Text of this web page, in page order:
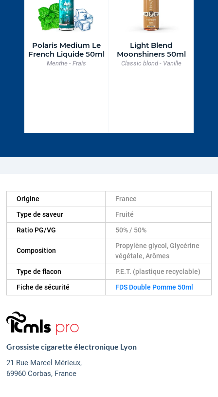
Polaris Medium Le
French Liquide 50ml
Menthe - Frais
Light Blend
Moonshiners 50ml
Classic blond - Vanille
Origine
France
Type de saveur
Fruité
Ratio PG/VG
50% / 50%
Composition
Propylène glycol, Glycérine
végétale, Arômes
Type de flacon
P.E.T. (plastique recyclable)
Fiche de sécurité
FDS Double Pomme 50ml
Grossiste cigarette électronique Lyon
21 Rue Marcel Mérieux,
69960 Corbas, France